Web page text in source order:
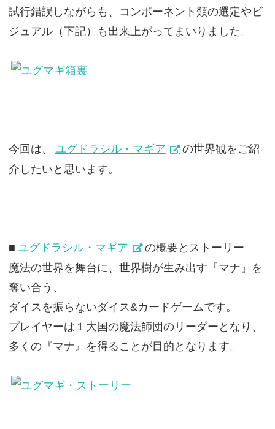
試行錯誤しながらも、コンポーネント類の選定やビ
ジュアル（下記）も出来上がってまいりました。
今回は、 ユグドラシル・マギア
の世界観をご紹
介したいと思います。
■ ユグドラシル・マギア
の概要とストーリー
魔法の世界を舞台に、世界樹が生み出す『マナ』を
奪い合う、
ダイスを振らないダイス&カードゲームです。
プレイヤーは１大国の魔法師団のリーダーとなり、
多くの『マナ』を得ることが目的となります。